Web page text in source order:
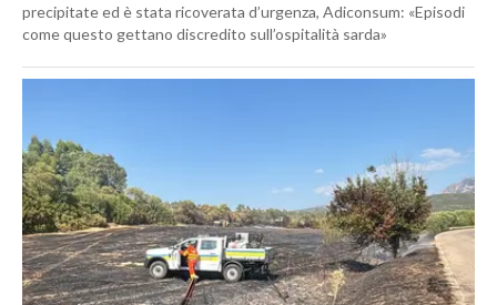
precipitate ed è stata ricoverata d’urgenza, Adiconsum: «Episodi
come questo gettano discredito sull’ospitalità sarda»